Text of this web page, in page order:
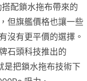
配鎖水拖布帶來的
但旗艦價格也讓一些
沒有更平價的選擇。
石頭科技推出的
是把鎖水拖布技術下